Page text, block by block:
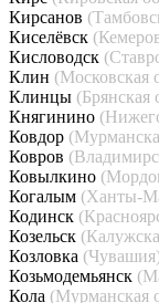
Кирсанов
Киселёвск
Кисловодск
Клин (Московская
Клинцы (Брянская
Княгинино
Ковдор
Ковров
Ковылкино
Когалым (Ханты-
Кодинск
Козельск
Козловка
Козьмодемьянск
Кола (Мурманская